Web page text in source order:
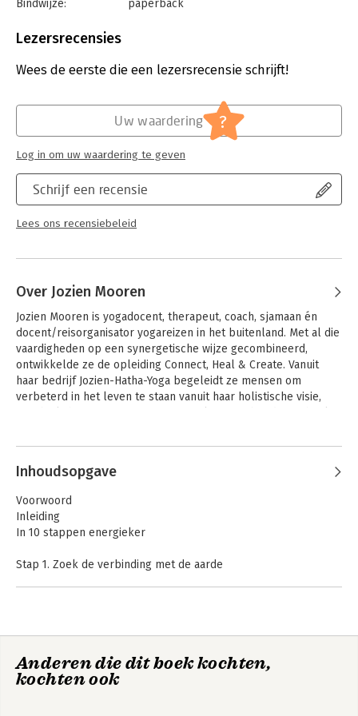
Bindwijze:
paperback
Uitgever:
Verschijningsdatum:
9-2-2021
Persoonlijke effectiviteit
In 10 stappen
Lezersrecensies
Wees de eerste die een lezersrecensie schrijft!
Schrijf een recensie
Lees ons recensiebeleid
Uw waardering ?
Log in om uw waardering te geven
Over Jozien Mooren
Jozien Mooren is yogadocent, therapeut, coach, sjamaan én
docent/reisorganisator yogareizen in het buitenland. Met al die
vaardigheden op een synergetische wijze gecombineerd,
ontwikkelde ze de opleiding Connect, Heal & Create. Vanuit
haar bedrijf Jozien-Hatha-Yoga begeleidt ze mensen om
verbeterd in het leven te staan vanuit haar holistische visie,
Andere boeken door Jozien Mooren
energieker
Inhoudsopgave
Voorwoord
Inleiding
In 10 stappen energieker
Stap 1. Zoek de verbinding met de aarde
Stap 7. Activeer je pijnappelklier
Stap 8. Kijk vanuit een ander perspectief
Anderen die dit boek kochten,
kochten ook